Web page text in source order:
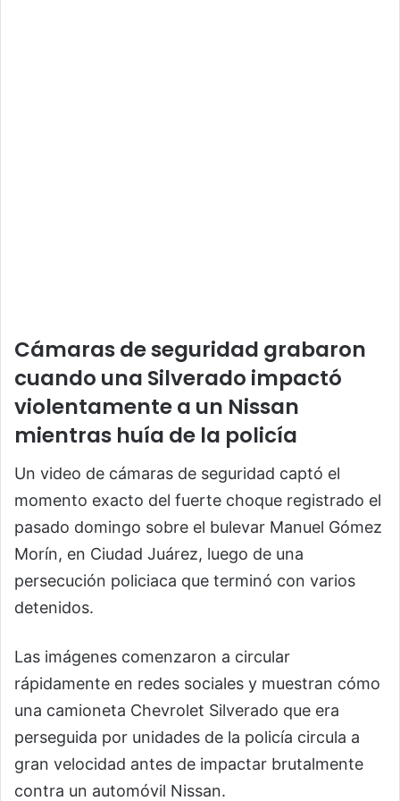
Cámaras de seguridad grabaron
cuando una Silverado impactó
violentamente a un Nissan
mientras huía de la policía
Un video de cámaras de seguridad captó el
momento exacto del fuerte choque registrado el
pasado domingo sobre el bulevar Manuel Gómez
Morín, en Ciudad Juárez, luego de una
persecución policiaca que terminó con varios
detenidos.
Las imágenes comenzaron a circular
rápidamente en redes sociales y muestran cómo
una camioneta Chevrolet Silverado que era
perseguida por unidades de la policía circula a
gran velocidad antes de impactar brutalmente
contra un automóvil Nissan.